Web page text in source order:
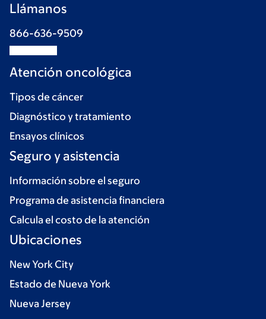
Llámanos
866-636-9509
Atención oncológica
Tipos de cáncer
Diagnóstico y tratamiento
Ensayos clínicos
Seguro y asistencia
Información sobre el seguro
Programa de asistencia financiera
Calcula el costo de la atención
Ubicaciones
New York City
Estado de Nueva York
Nueva Jersey